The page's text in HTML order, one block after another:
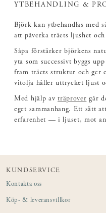
YTBEHANDLING &
Björk kan ytbehandlas med
att påverka träets ljushet
Såpa förstärker björkens
yta som successivt byggs
fram träets struktur och ger
vitolja håller uttrycket ljust
Med hjälp avträprover går
eget sammanhang. Ett sätt
erfarenhet — i ljuset, mot
KUNDSERVICE
Kontakta oss
Köp- & leveransvillkor